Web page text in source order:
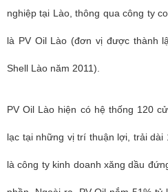
nghiệp tại Lào, thông qua công ty
là PV Oil Lào (đơn vị được thành
Shell Lào năm 2011).
PV Oil Lào hiện có hệ thống 120
lạc tại những vị trí thuận lợi, trải dài
là công ty kinh doanh xăng dầu